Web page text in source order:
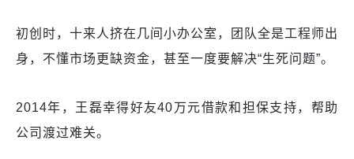
初创时，十来人挤在几间小办公室，团队全是工程师出
身，不懂市场更缺资金，甚至一度要解决“生死问题”。
2014年，王磊幸得好友40万元借款和担保支持，帮助
公司渡过难关。